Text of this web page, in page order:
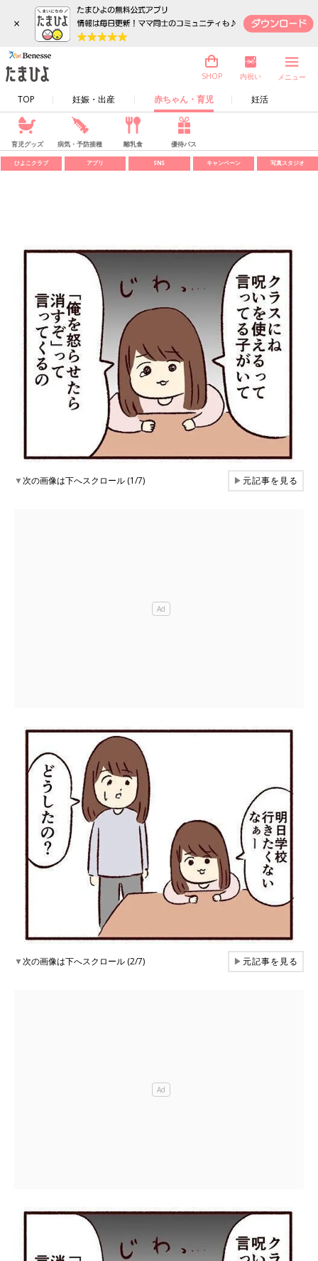
×
TOP 妊娠・出産 赤ちゃん・育児 妊活
SHOP 内祝い メニュー
育児グッズ 病気・予防接種 離乳食 優待パス
ひよこクラブ アプリ SNS キャンペーン 写真スタジオ
▼次の画像は下へスクロール (1/7) ▶元記事を見る
▼次の画像は下へスクロール (2/7) ▶元記事を見る